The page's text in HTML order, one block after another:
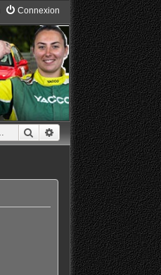
Connexion
RechercherRecherche avancée